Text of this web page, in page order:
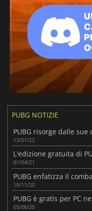
PUBG NOTIZIE
PUBG risorge dalle
13/01/22
L'edizione gratuita di
01/04/21
19/11/20
PUBG è gratis per PC
05/06/20